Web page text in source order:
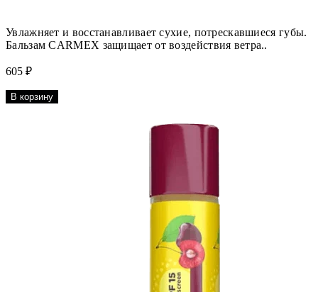
Увлажняет и восстанавливает сухие, потрескавшиеся губы.
Бальзам CARMEX защищает от воздействия ветра..
605 ₽
В корзину